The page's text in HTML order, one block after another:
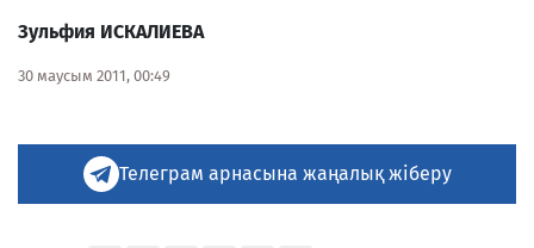
Зульфия ИСКАЛИЕВА
30 маусым 2011, 00:49
Телеграм арнасына жаңалық жіберу